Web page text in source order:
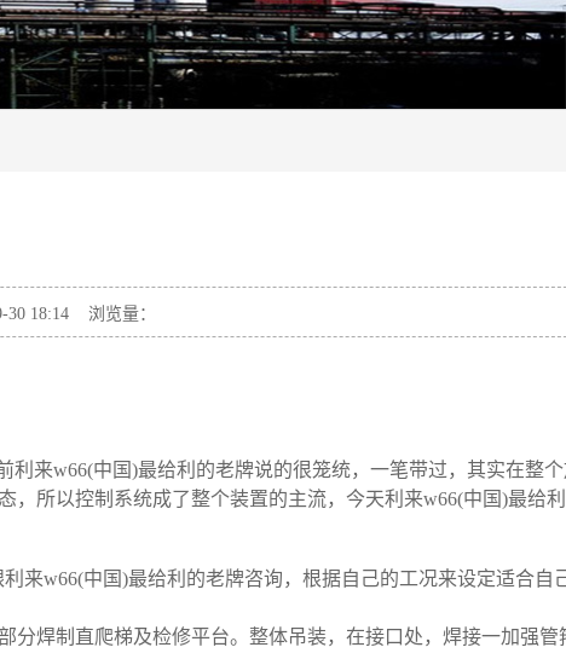
18:14 浏览量：
利来w66(中国)最给利的老牌说的很笼统，一笔带过，其实在整
所以控制系统成了整个装置的主流，今天利来w66(中国)最给
来w66(中国)最给利的老牌咨询，根据自己的工况来设定适合自
分焊制直爬梯及检修平台。整体吊装，在接口处，焊接一加强管